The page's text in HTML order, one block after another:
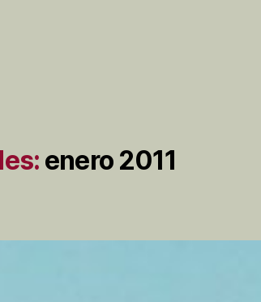
enero 2011